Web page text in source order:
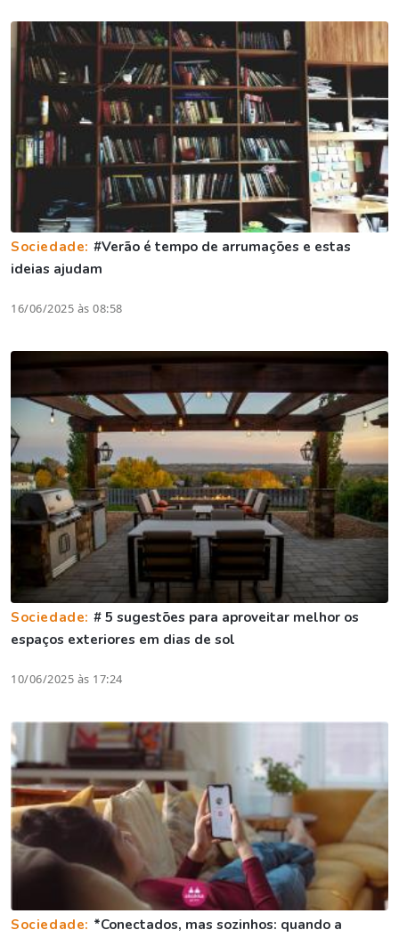
Sociedade: #Verão é tempo de arrumações e estas
ideias ajudam
16/06/2025 às 08:58
Sociedade: # 5 sugestões para aproveitar melhor os
espaços exteriores em dias de sol
10/06/2025 às 17:24
Sociedade: *Conectados, mas sozinhos: quando a